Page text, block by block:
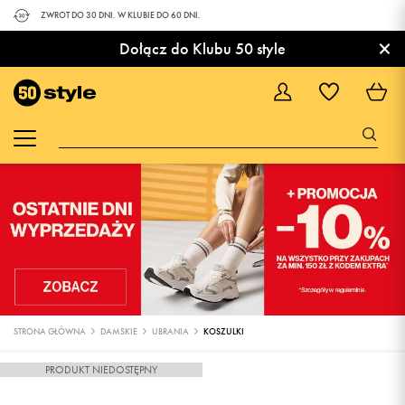
ZWROT DO 30 DNI. W KLUBIE DO 60 DNI.
Dołącz do Klubu 50 style ×
STRONA GŁÓWNA DAMSKIE UBRANIA KOSZULKI
PRODUKT NIEDOSTĘPNY